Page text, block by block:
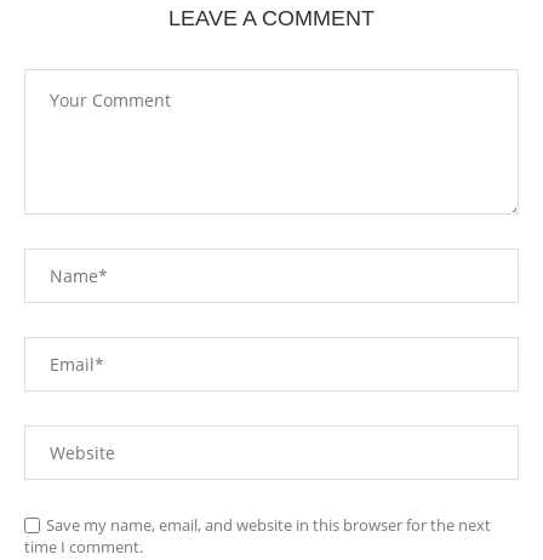
LEAVE A COMMENT
Save my name, email, and website in this browser for the next
time I comment.